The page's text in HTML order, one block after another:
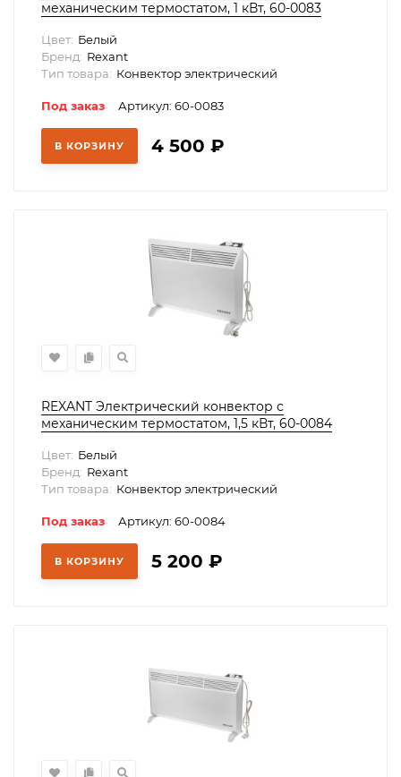
механическим термостатом, 1 кВт, 60-0083
Цвет: Белый
Бренд: Rexant
Тип товара: Конвектор электрический
Под заказ Артикул: 60-0083
В КОРЗИНУ 4 500 ₽
REXANT Электрический конвектор с
механическим термостатом, 1,5 кВт, 60-0084
Цвет: Белый
Бренд: Rexant
Тип товара: Конвектор электрический
Под заказ Артикул: 60-0084
В КОРЗИНУ 5 200 ₽